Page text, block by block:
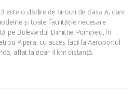
este o clădire de birouri de clasa A, care
și toate facilitățile necesare
pe Bulevardul Dimitrie Pompeiu, în
Pipera, cu acces facil la Aeroportul
aflat la doar 4 km distanță.